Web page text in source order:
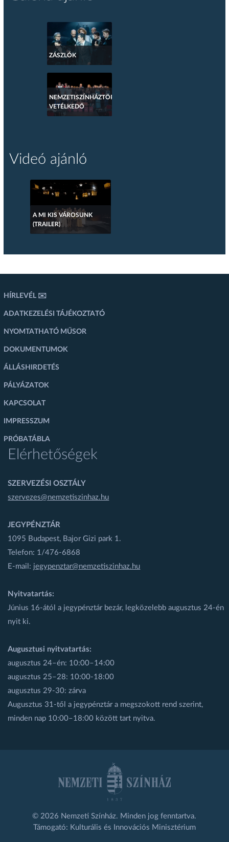
ZÁSZLÓK
NEMZETISZÍNHÁZTÖRTÉNETI
VETÉLKEDŐ
Videó ajánló
A MI KIS VÁROSUNK
(TRAILER)
HÍRLEVÉL ✉️
ADATKEZELÉSI TÁJÉKOZTATÓ
NYOMTATHATÓ MŰSOR
DOKUMENTUMOK
ÁLLÁSHIRDETÉS
PÁLYÁZATOK
KAPCSOLAT
IMPRESSZUM
PRÓBATÁBLA
Elérhetőségek
SZERVEZÉSI OSZTÁLY
szervezes@nemzetiszinhaz.hu
JEGYPÉNZTÁR
1095 Budapest, Bajor Gizi park 1.
Telefon: 1/476-6868
E-mail: jegypenztar@nemzetiszinhaz.hu
Nyitvatartás:
Június 16-ától a jegypénztár bezár, legközelebb augusztus 24-én
nyit ki.
Augusztusi nyitvatartás:
augusztus 24–én: 10:00–14:00
augusztus 25–28: 10:00-18:00
augusztus 29-30: zárva
Augusztus 31-től a jegypénztár a megszokott rend szerint,
minden nap 10:00–18:00 között tart nyitva.
© 2026 Nemzeti Színház. Minden jog fenntartva.
Támogató: Kulturális és Innovációs Minisztérium